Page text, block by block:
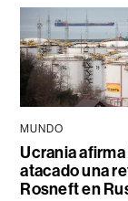
MUNDO
Ucrania
atacado una
Rosneft en